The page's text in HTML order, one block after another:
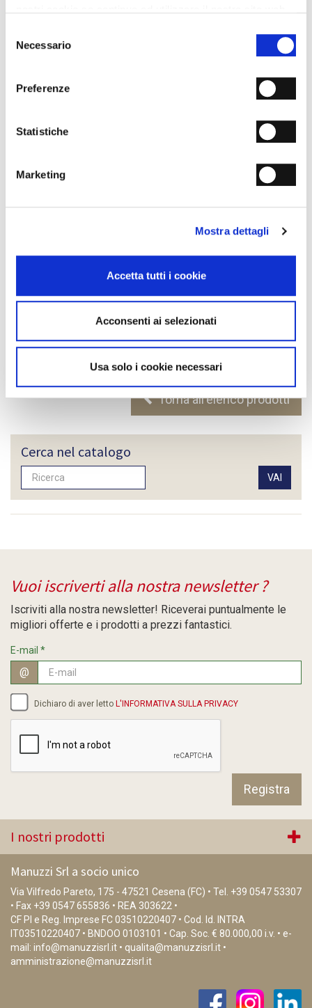
delNecessario
Preferenze
Statistiche
Marketing
Mostra dettagli
Accetta tutti i cookie
Acconsenti ai selezionati
Usa solo i cookie necessari
Dichiaro di aver letto
al trattamento ed alla comunicazione dei miei dati personali anche per le
Torna all'elenco prodotti
Cerca nel catalogo
Vuoi iscriverti alla nostra newsletter ?
Iscriviti alla nostra newsletter! Riceverai puntualmente le
migliori offerte e i prodotti a prezzi fantastici.
E-mail *
@
Dichiaro di aver letto L'INFORMATIVA SULLA PRIVACY
I nostri prodotti
Manuzzi Srl a socio unico
Via Vilfredo Pareto, 175 - 47521 Cesena (FC) • Tel. +39 0547 53307
• Fax +39 0547 655836 • REA 303622 •
CF PI e Reg. Imprese FC 03510220407 • Cod. Id. INTRA
IT03510220407 • BNDOO 0103101 • Cap. Soc. € 80.000,00 i.v. • e-
mail: info@manuzzisrl.it • qualita@manuzzisrl.it •
amministrazione@manuzzisrl.it